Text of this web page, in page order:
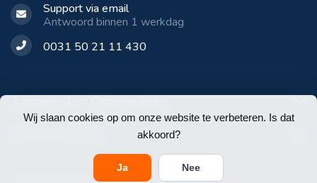
Wij slaan cookies op om onze website te verbeteren. Is dat
akkoord?
Ja Nee
Support via email
Antwoord binnen 1 werkdag
0031 50 21 11 430